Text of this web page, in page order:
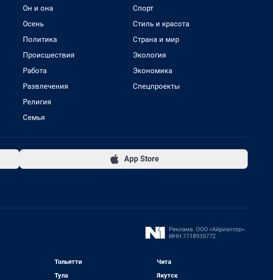
Он и она
Осень
Политика
Происшествия
Работа
Развлечения
Религия
Семья
Спорт
Стиль и красота
Страна и мир
Экология
Экономика
Спецпроекты
App Store
Тольятти
Тула
Чита
Якутск